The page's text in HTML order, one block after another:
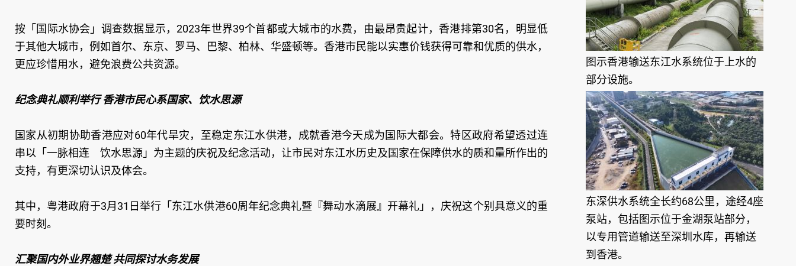
按「国际水协会」调查数据显示，2023年世界39个首都或大城市的水费，由最昂贵起计，香港排第30名，明显低
于其他大城市，例如首尔、东京、罗马、巴黎、柏林、华盛顿等。香港市民能以实惠价钱获得可靠和优质的供水，
更应珍惜用水，避免浪费公共资源。
纪念典礼顺利举行 香港市民心系国家、饮水思源
国家从初期协助香港应对60年代旱灾，至稳定东江水供港，成就香港今天成为国际大都会。特区政府希望透过连
串以「一脉相连 饮水思源」为主题的庆祝及纪念活动，让市民对东江水历史及国家在保障供水的质和量所作出的
支持，有更深切认识及体会。
其中，粤港政府于3月31日举行「东江水供港60周年纪念典礼暨『舞动水滴展』开幕礼」，庆祝这个别具意义的重
要时刻。
汇聚国内外业界翘楚 共同探讨水务发展
图示香港输送东江水系统位于上水的
部分设施。
东深供水系统全长约68公里，途经4座
泵站，包括图示位于金湖泵站部分，
以专用管道输送至深圳水库，再输送
到香港。